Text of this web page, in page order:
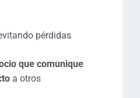
pérdidas
que comunique
a otros